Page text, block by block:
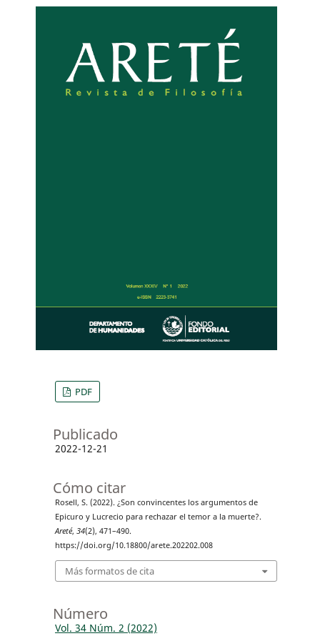
PDF
Publicado
2022-12-21
Cómo citar
Rosell, S. (2022). ¿Son convincentes los argumentos de
Epicuro y Lucrecio para rechazar el temor a la muerte?.
Areté, 34(2), 471–490.
https://doi.org/10.18800/arete.202202.008
Más formatos de cita
Número
Vol. 34 Núm. 2 (2022)